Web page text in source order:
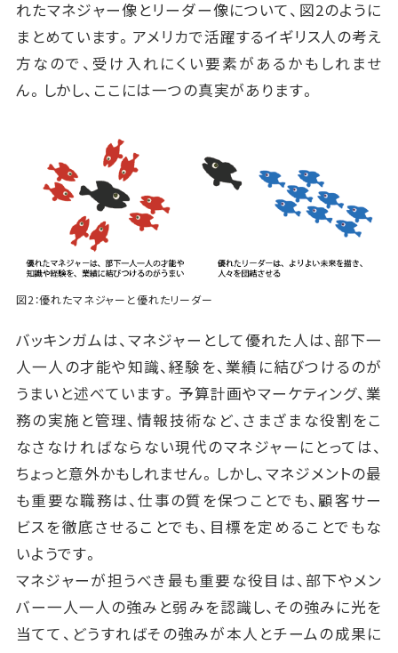
れたマネジャー像とリーダー像について、図2のように
まとめています。アメリカで活躍するイギリス人の考え
方なので、受け入れにくい要素があるかもしれませ
ん。しかし、ここには一つの真実があります。
図2：優れたマネジャーと優れたリーダー
バッキンガムは、マネジャーとして優れた人は、部下一
人一人の才能や知識、経験を、業績に結びつけるのが
うまいと述べています。予算計画やマーケティング、業
務の実施と管理、情報技術など、さまざまな役割をこ
なさなければならない現代のマネジャーにとっては、
ちょっと意外かもしれません。しかし、マネジメントの最
も重要な職務は、仕事の質を保つことでも、顧客サー
ビスを徹底させることでも、目標を定めることでもな
いようです。
マネジャーが担うべき最も重要な役目は、部下やメン
バー一人一人の強みと弱みを認識し、その強みに光を
当てて、どうすればその強みが本人とチームの成果に